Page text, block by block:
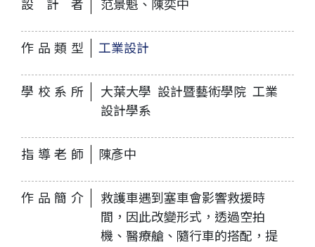
設計者 范景魁、陳奕中
作品類型 工業設計
學校系所
大葉大學 設計暨藝術學院 工業
設計學系
指導老師 陳彥中
作品簡介
救護車遇到塞車會影響救援時
間，因此改變形式，透過空拍
機、醫療艙、隨行車的搭配，提